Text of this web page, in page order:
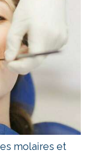
molaires et